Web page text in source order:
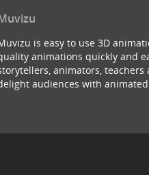
is easy to use 3D
animations quickly and
animators, teachers
audiences with animated